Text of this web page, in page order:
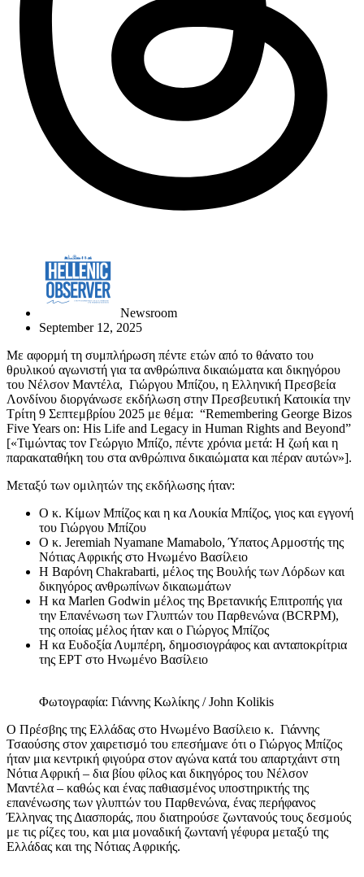
Newsroom
September 12, 2025
Με αφορμή τη συμπλήρωση πέντε ετών από το θάνατο του
θρυλικού αγωνιστή για τα ανθρώπινα δικαιώματα και δικηγόρου
του Νέλσον Μαντέλα, Γιώργου Μπίζου, η Ελληνική Πρεσβεία
Λονδίνου διοργάνωσε εκδήλωση στην Πρεσβευτική Κατοικία την
Τρίτη 9 Σεπτεμβρίου 2025 με θέμα: “Remembering George Bizos
Five Years on: His Life and Legacy in Human Rights and Beyond”
[«Τιμώντας τον Γεώργιο Μπίζο, πέντε χρόνια μετά: Η ζωή και η
παρακαταθήκη του στα ανθρώπινα δικαιώματα και πέραν αυτών»].
Μεταξύ των ομιλητών της εκδήλωσης ήταν:
Ο κ. Κίμων Μπίζος και η κα Λουκία Μπίζος, γιος και εγγονή
του Γιώργου Μπίζου
Ο κ. Jeremiah Nyamane Mamabolo, Ύπατος Αρμοστής της
Νότιας Αφρικής στο Ηνωμένο Βασίλειο
Η Βαρόνη Chakrabarti, μέλος της Βουλής των Λόρδων και
δικηγόρος ανθρωπίνων δικαιωμάτων
Η κα Marlen Godwin μέλος της Βρετανικής Επιτροπής για
την Επανένωση των Γλυπτών του Παρθενώνα (BCRPM),
της οποίας μέλος ήταν και ο Γιώργος Μπίζος
Η κα Ευδοξία Λυμπέρη, δημοσιογράφος και ανταποκρίτρια
της ΕΡΤ στο Ηνωμένο Βασίλειο
Φωτογραφία: Γιάννης Κωλίκης / John Kolikis
Ο Πρέσβης της Ελλάδας στο Ηνωμένο Βασίλειο κ. Γιάννης
Τσαούσης στον χαιρετισμό του επεσήμανε ότι ο Γιώργος Μπίζος
ήταν μια κεντρική φιγούρα στον αγώνα κατά του απαρτχάιντ στη
Νότια Αφρική – δια βίου φίλος και δικηγόρος του Νέλσον
Μαντέλα – καθώς και ένας παθιασμένος υποστηρικτής της
επανένωσης των γλυπτών του Παρθενώνα, ένας περήφανος
Έλληνας της Διασποράς, που διατηρούσε ζωντανούς τους δεσμούς
με τις ρίζες του, και μια μοναδική ζωντανή γέφυρα μεταξύ της
Ελλάδας και της Νότιας Αφρικής.